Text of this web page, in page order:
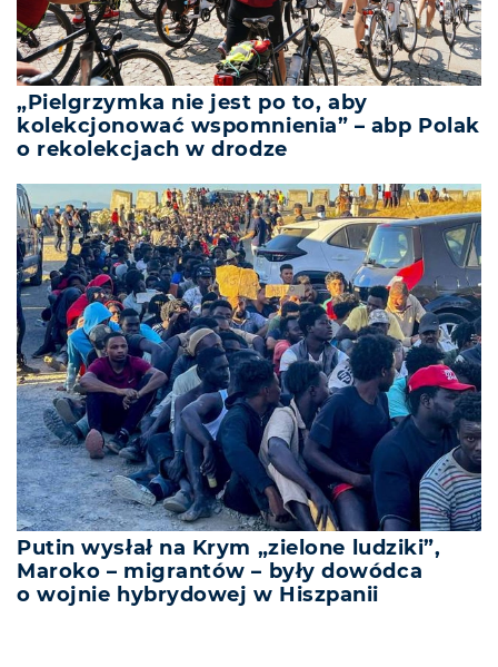
„Pielgrzymka nie jest po to, aby
kolekcjonować wspomnienia” – abp Polak
o rekolekcjach w drodze
Putin wysłał na Krym „zielone ludziki”,
Maroko – migrantów – były dowódca
o wojnie hybrydowej w Hiszpanii